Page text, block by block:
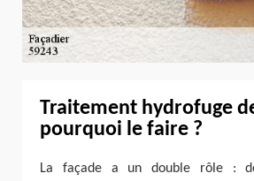
Traitement hydrofuge
pourquoi le faire ?
La façade a un double rôle :